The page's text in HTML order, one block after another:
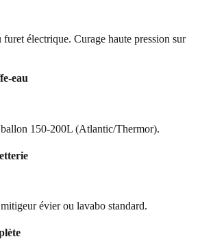
électrique. Curage haute pression sur
eau
150-200L (Atlantic/Thermor).
évier ou lavabo standard.